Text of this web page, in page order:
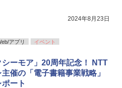
2024年8月23日
アプリ
イベント
シーモア」20周年記念！ NTT
催の「電子書籍事業戦略」
ート